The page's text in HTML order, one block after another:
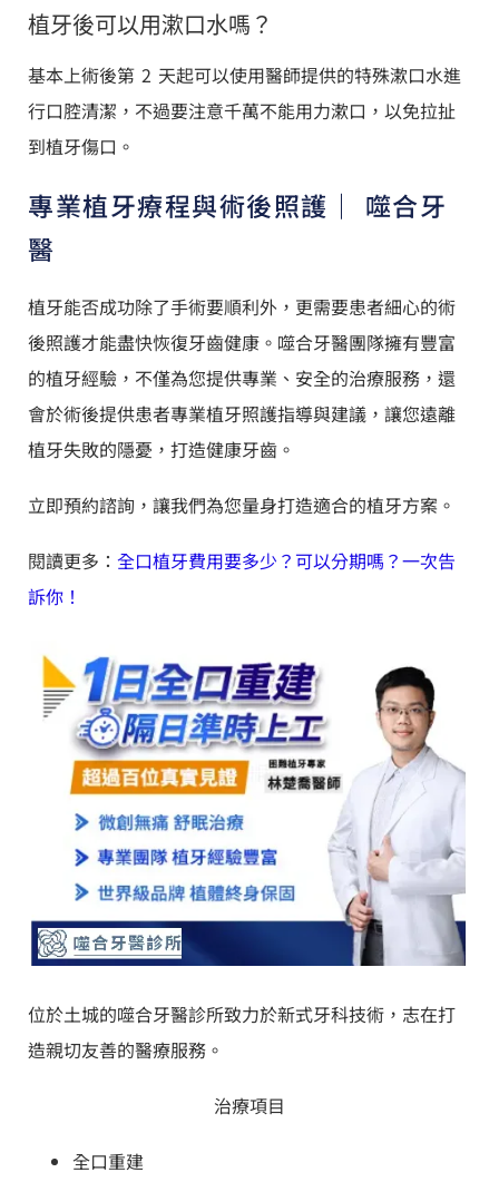
植牙後可以用漱口水嗎？
基本上術後第 2 天起可以使用醫師提供的特殊漱口水進
行口腔清潔，不過要注意千萬不能用力漱口，以免拉扯
到植牙傷口。
專業植牙療程與術後照護｜ 噬合牙
醫
植牙能否成功除了手術要順利外，更需要患者細心的術
後照護才能盡快恢復牙齒健康。噬合牙醫團隊擁有豐富
的植牙經驗，不僅為您提供專業、安全的治療服務，還
會於術後提供患者專業植牙照護指導與建議，讓您遠離
植牙失敗的隱憂，打造健康牙齒。
立即預約諮詢，讓我們為您量身打造適合的植牙方案。
閱讀更多： 全口植牙費用要多少？可以分期嗎？一次告
訴你！
位於土城的噬合牙醫診所致力於新式牙科技術，志在打
造親切友善的醫療服務。
治療項目
全口重建